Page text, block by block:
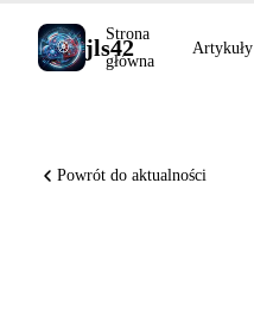
jls42
Strona
główna
Artykuły
Powrót do aktualności